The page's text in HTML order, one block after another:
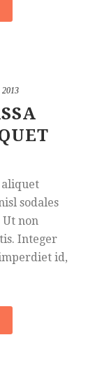
2013
aliquet
sodales
Ut non
Integer
id,